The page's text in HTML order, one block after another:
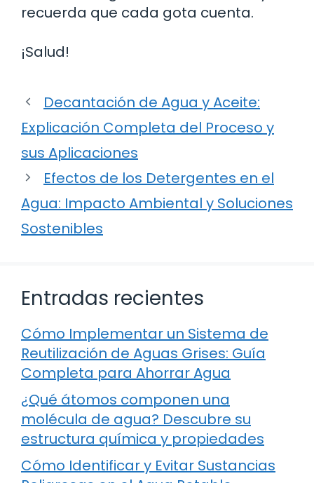
recuerda que cada gota cuenta.
¡Salud!
Decantación de Agua y Aceite:
Explicación Completa del Proceso y
sus Aplicaciones
Efectos de los Detergentes en el
Agua: Impacto Ambiental y Soluciones
Sostenibles
Entradas recientes
Cómo Implementar un Sistema de
Reutilización de Aguas Grises: Guía
Completa para Ahorrar Agua
¿Qué átomos componen una
molécula de agua? Descubre su
estructura química y propiedades
Cómo Identificar y Evitar Sustancias